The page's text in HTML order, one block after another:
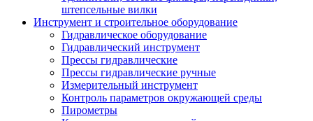
штепсельные вилки
Инструмент и строительное оборудование
Гидравлическое оборудование
Гидравлический инструмент
Прессы гидравлические
Прессы гидравлические ручные
Измерительный инструмент
Контроль параметров окружающей среды
Пирометры